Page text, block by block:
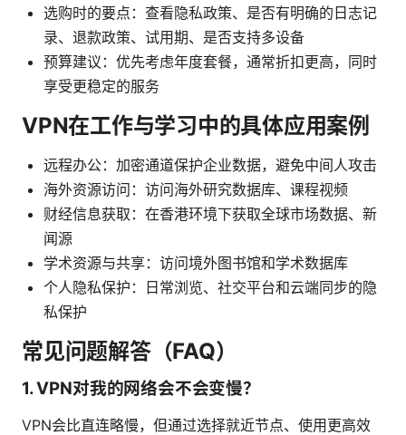
选购时的要点：查看隐私政策、是否有明确的日志记
录、退款政策、试用期、是否支持多设备
预算建议：优先考虑年度套餐，通常折扣更高，同时
享受更稳定的服务
VPN在工作与学习中的具体应用案例
远程办公：加密通道保护企业数据，避免中间人攻击
海外资源访问：访问海外研究数据库、课程视频
财经信息获取：在香港环境下获取全球市场数据、新
闻源
学术资源与共享：访问境外图书馆和学术数据库
个人隐私保护：日常浏览、社交平台和云端同步的隐
私保护
常见问题解答（FAQ）
1. VPN对我的网络会不会变慢？
VPN会比直连略慢，但通过选择就近节点、使用更高效